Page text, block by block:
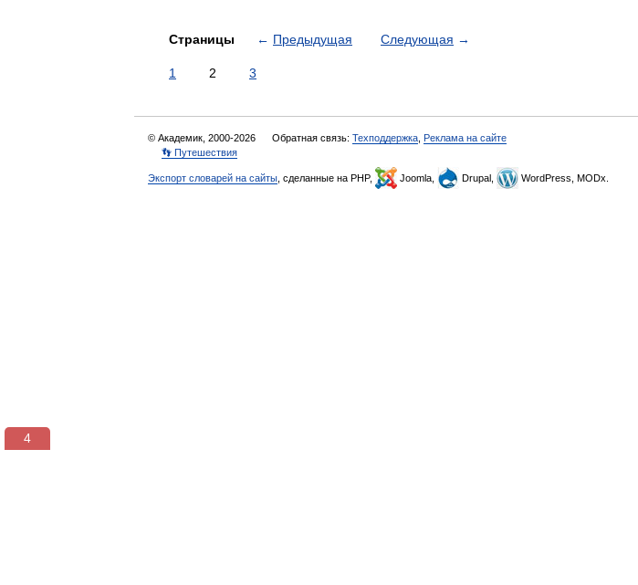
Страницы ← Предыдущая Следующая →
1 2 3
© Академик, 2000-2026 Обратная связь: Техподдержка Реклама на сайте
👣 Путешествия
Экспорт словарей на сайты , сделанные на PHP, Joomla, Drupal, WordPress, MODx.
3